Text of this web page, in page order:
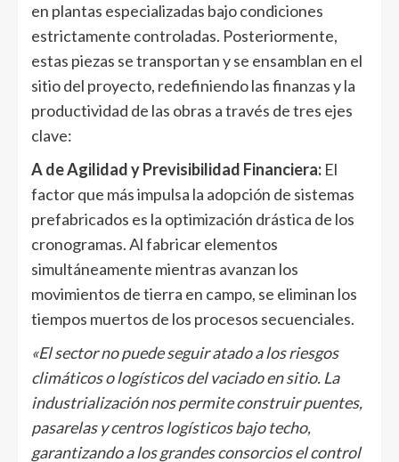
en plantas especializadas bajo condiciones
estrictamente controladas. Posteriormente,
estas piezas se transportan y se ensamblan en el
sitio del proyecto, redefiniendo las finanzas y la
productividad de las obras a través de tres ejes
clave:
A de Agilidad y Previsibilidad Financiera: El
factor que más impulsa la adopción de sistemas
prefabricados es la optimización drástica de los
cronogramas. Al fabricar elementos
simultáneamente mientras avanzan los
movimientos de tierra en campo, se eliminan los
tiempos muertos de los procesos secuenciales.
«El sector no puede seguir atado a los riesgos
climáticos o logísticos del vaciado en sitio. La
industrialización nos permite construir puentes,
pasarelas y centros logísticos bajo techo,
garantizando a los grandes consorcios el control